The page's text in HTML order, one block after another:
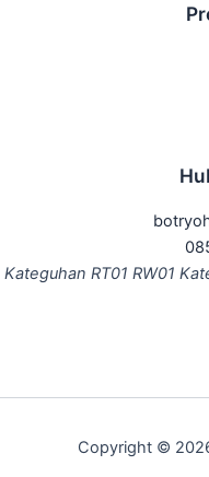
Kateguhan RT01 RW01
Copyright ©